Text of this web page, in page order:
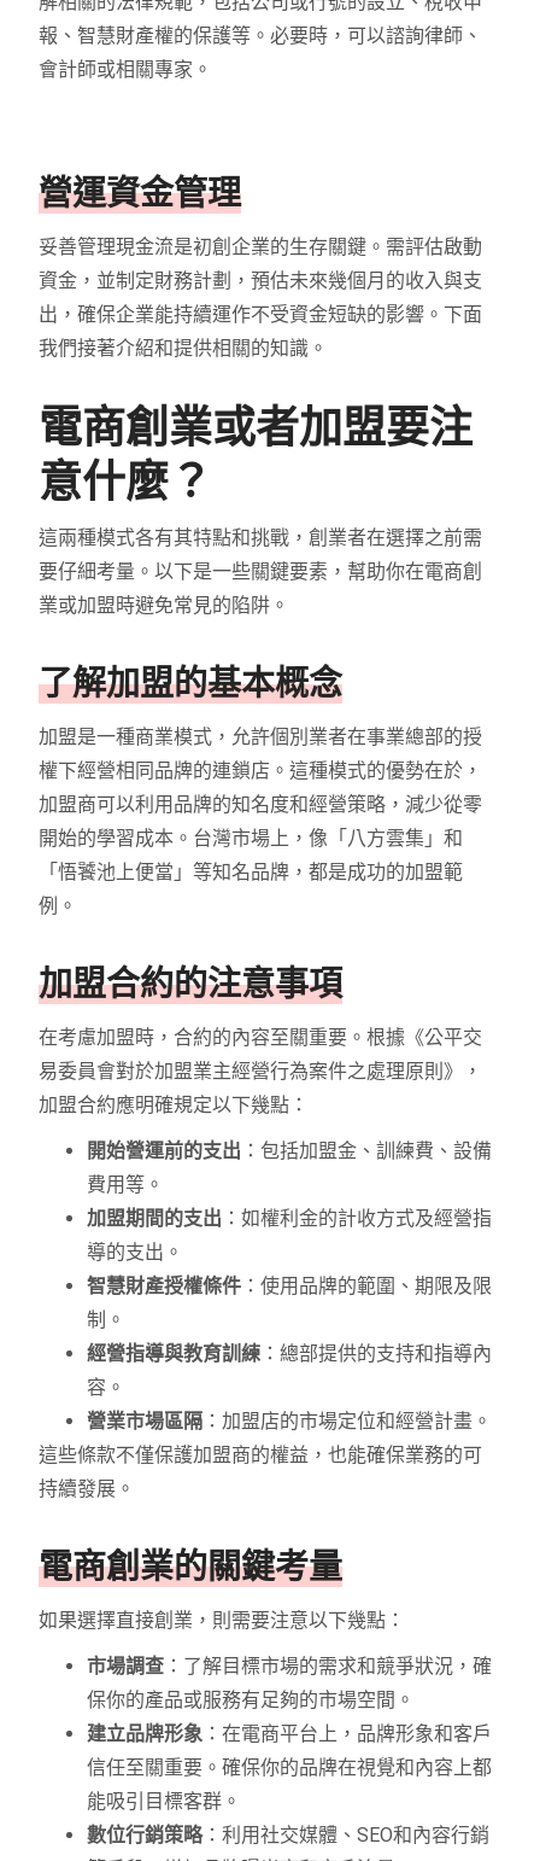
報、智慧財產權的保護等。必要時，可以諮詢律師、
會計師或相關專家。
營運資金管理
妥善管理現金流是初創企業的生存關鍵。需評估啟動
資金，並制定財務計劃，預估未來幾個月的收入與支
出，確保企業能持續運作不受資金短缺的影響。下面
我們接著介紹和提供相關的知識。
電商創業或者加盟要注
意什麼？
這兩種模式各有其特點和挑戰，創業者在選擇之前需
要仔細考量。以下是一些關鍵要素，幫助你在電商創
業或加盟時避免常見的陷阱。
了解加盟的基本概念
加盟是一種商業模式，允許個別業者在事業總部的授
權下經營相同品牌的連鎖店。這種模式的優勢在於，
加盟商可以利用品牌的知名度和經營策略，減少從零
開始的學習成本。台灣市場上，像「八方雲集」和
「悟饕池上便當」等知名品牌，都是成功的加盟範
例。
加盟合約的注意事項
在考慮加盟時，合約的內容至關重要。根據《公平交
易委員會對於加盟業主經營行為案件之處理原則》，
加盟合約應明確規定以下幾點：
開始營運前的支出 ：包括加盟金、訓練費、設備
費用等。
加盟期間的支出 ：如權利金的計收方式及經營指
導的支出。
智慧財產授權條件 ：使用品牌的範圍、期限及限
制。
經營指導與教育訓練 ：總部提供的支持和指導內
容。
營業市場區隔 ：加盟店的市場定位和經營計畫。
這些條款不僅保護加盟商的權益，也能確保業務的可
持續發展。
電商創業的關鍵考量
如果選擇直接創業，則需要注意以下幾點：
市場調查 ：了解目標市場的需求和競爭狀況，確
保你的產品或服務有足夠的市場空間。
建立品牌形象 ：在電商平台上，品牌形象和客戶
信任至關重要。確保你的品牌在視覺和內容上都
能吸引目標客群。
數位行銷策略：利用社交媒體、SEO和內容行銷